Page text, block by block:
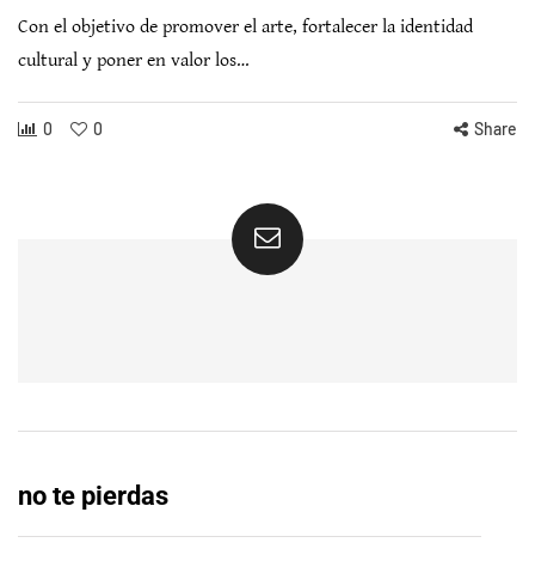
Con el objetivo de promover el arte, fortalecer la identidad
cultural y poner en valor los…
0 0 Share
no te pierdas